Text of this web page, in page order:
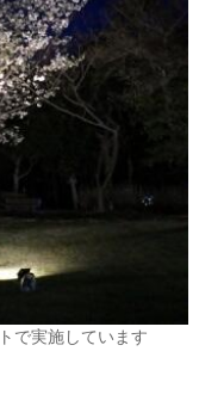
で実施しています